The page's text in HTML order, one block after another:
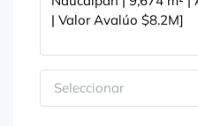
Seleccionar